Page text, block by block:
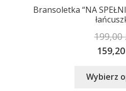
Bransoletka “NA
199,00
159,20
Wybierz